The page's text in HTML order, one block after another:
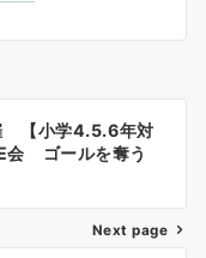
【小学4.5.6年対
会 ゴールを奪う
Next page